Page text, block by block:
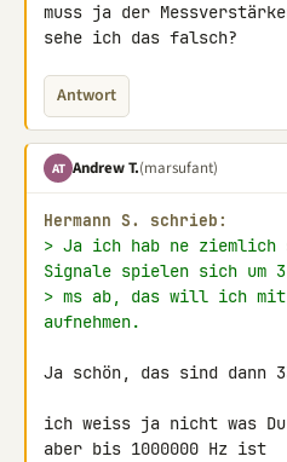
muss ja der
sehe ich das falsch?
Antwort
AT Andrew T.(marsufant)
Hermann S. schrieb:
> Ja ich hab ne ziemlich
Signale spielen sich um 3
> ms ab, das will ich mit
aufnehmen.
Ja schön, das sind dann
ich weiss ja nicht was
aber bis 1000000 Hz ist